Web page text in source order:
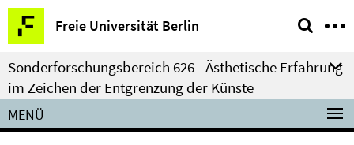
Springe
direkt
zu
Inhalt
Freie Universität Berlin
Service-
Navigation
Sonderforschungsbereich 626 - Ästhetische Erfahrung
im Zeichen der Entgrenzung der Künste
MENÜ